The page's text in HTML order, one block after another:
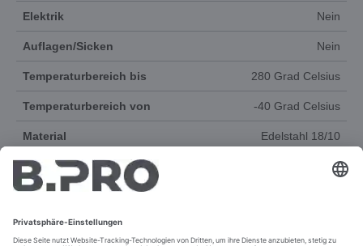
Elektrik Nein
Auflagen/Sicken Nein
Temperaturbereich bis 280 Grad Celsius
Temperaturbereich von -40 Grad Celsius
Material Edelstahl 18/10
Produktgruppe Gastronorm-System